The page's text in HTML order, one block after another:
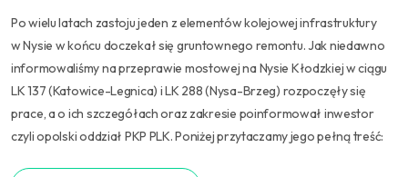
Po wielu latach zastoju jeden z elementów kolejowej infrastruktury
w Nysie w końcu doczekał się gruntownego remontu. Jak niedawno
informowaliśmy na przeprawie mostowej na Nysie Kłodzkiej w ciągu
LK 137 (Katowice-Legnica) i LK 288 (Nysa-Brzeg) rozpoczęły się
prace, a o ich szczegółach oraz zakresie poinformował inwestor
czyli opolski oddział PKP PLK. Poniżej przytaczamy jego pełną treść: